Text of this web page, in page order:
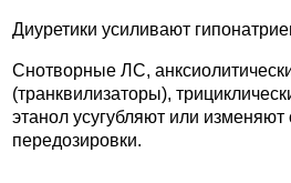
Диуретики усиливают
Снотворные ЛС,
(транквилизаторы),
этанол усугубляют или
передозировки.